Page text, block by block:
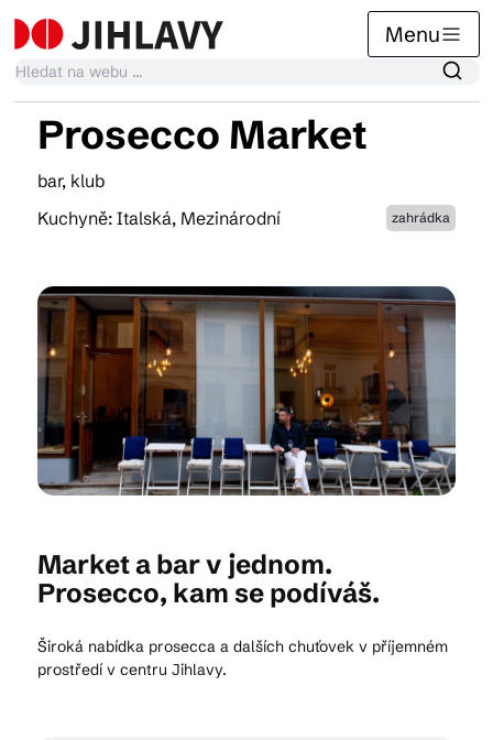
Menu
Kalendář akcí
Tradiční akce
Články
Suvenýry
Praktické info
Kam vyrazit
CS EN DE
Prosecco Market
bar, klub
Kuchyně: Italská, Mezinárodní
zahrádka
Market a bar v jednom.
Prosecco, kam se podíváš.
Široká nabídka prosecca a dalších chuťovek v příjemném
prostředí v centru Jihlavy.